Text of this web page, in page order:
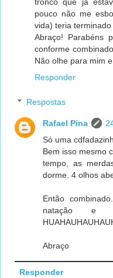
tronco que já
pouco não me
vida) teria
Abraço! Parabéns
conforme
Não olhe para mim
Responder
Respostas
Rafael Pina
Só uma
Bem isso mesmo
tempo, as
dorme. 4 olhos
Então
natação e
Abraço
Responder